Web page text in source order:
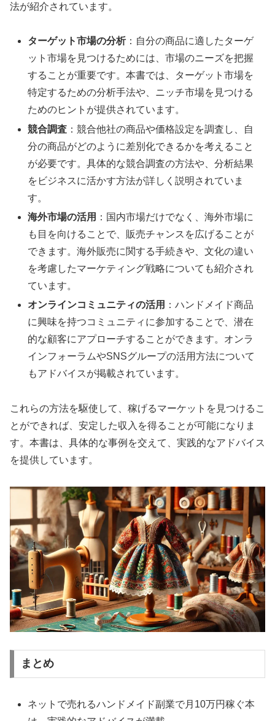
法が紹介されています。
ターゲット市場の分析：自分の商品に適したターゲ
ット市場を見つけるためには、市場のニーズを把握
することが重要です。本書では、ターゲット市場を
特定するための分析手法や、ニッチ市場を見つける
ためのヒントが提供されています。
競合調査 ：競合他社の商品や価格設定を調査し、自
分の商品がどのように差別化できるかを考えること
が必要です。具体的な競合調査の方法や、分析結果
をビジネスに活かす方法が詳しく説明されていま
す。
海外市場の活用 ：国内市場だけでなく、海外市場に
も目を向けることで、販売チャンスを広げることが
できます。海外販売に関する手続きや、文化の違い
を考慮したマーケティング戦略についても紹介され
ています。
オンラインコミュニティの活用 ：ハンドメイド商品
に興味を持つコミュニティに参加することで、潜在
的な顧客にアプローチすることができます。オンラ
インフォーラムやSNSグループの活用方法について
もアドバイスが掲載されています。
これらの方法を駆使して、稼げるマーケットを見つけるこ
とができれば、安定した収入を得ることが可能になりま
す。本書は、具体的な事例を交えて、実践的なアドバイス
を提供しています。
まとめ
ネットで売れるハンドメイド副業で月10万円稼ぐ本